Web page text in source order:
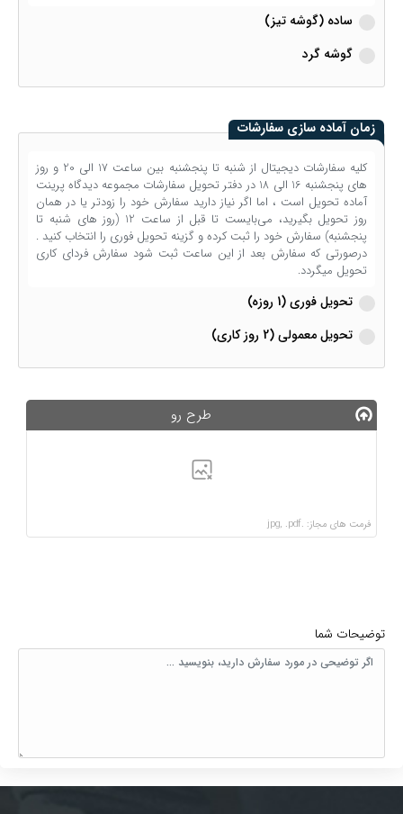
ساده (گوشه تیز)
گوشه گرد
زمان آماده سازی سفارشات
کلیه سفارشات دیجیتال از شنبه تا پنجشنبه بین ساعت 17 الی 20 و روز
های پنجشنبه 16 الی 18 در دفتر تحویل سفارشات مجموعه دیدگاه پرینت
آماده تحویل است ، اما اگر نیاز دارید سفارش خود را زودتر یا در همان
روز تحویل بگیرید، می‌بایست تا قبل از ساعت 12 (روز های شنبه تا
پنجشنبه) سفارش خود را ثبت کرده و گزینه تحویل فوری را انتخاب کنید .
درصورتی که سفارش بعد از این ساعت ثبت شود سفارش فردای کاری
تحویل میگردد.
تحویل فوری (1 روزه)
تحویل معمولی (2 روز کاری)
طرح رو
فرمت های مجاز: .jpg, .pdf
توضیحات شما